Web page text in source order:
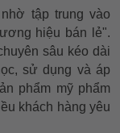
tập trung vào
hiệu bán lẻ".
sâu kéo dài
sử dụng và áp
phẩm mỹ phẩm
khách hàng yêu